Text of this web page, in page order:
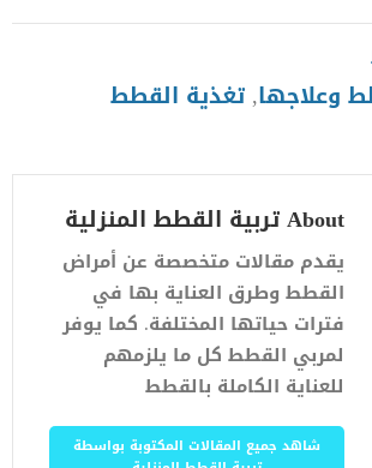
وعلاجها,تغذية القطط
About تربية القطط المنزلية
يقدم مقالات متخصصة عن أمراض
القطط وطرق العناية بها في
فترات حياتها المختلفة. كما يوفر
لمربي القطط كل ما يلزمهم
للعناية الكاملة بالقطط
شاهد جميع المقالات المكتوبة بواسطة